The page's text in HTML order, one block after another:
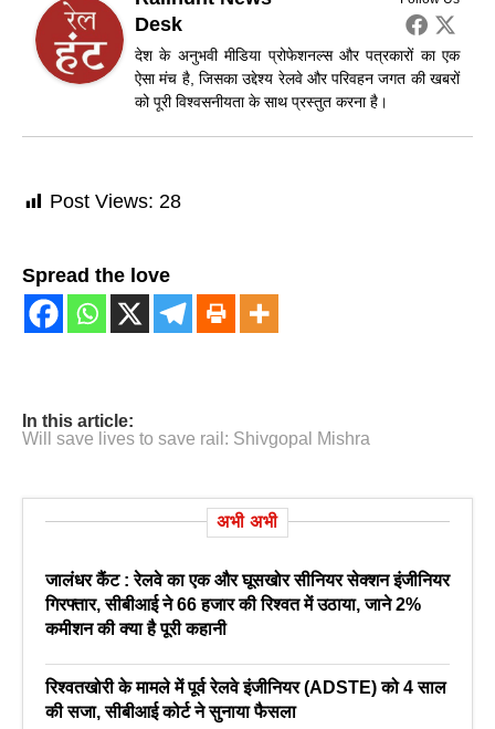
Desk
देश के अनुभवी मीडिया प्रोफेशनल्स और पत्रकारों का एक
ऐसा मंच है, जिसका उद्देश्य रेलवे और परिवहन जगत की खबरों
को पूरी विश्वसनीयता के साथ प्रस्तुत करना है।
Post Views: 28
Spread the love
In this article:
Will save lives to save rail: Shivgopal Mishra
अभी अभी
जालंधर कैंट : रेलवे का एक और घूसखोर सीनियर सेक्शन इंजीनियर
गिरफ्तार, सीबीआई ने 66 हजार की रिश्वत में उठाया, जाने 2%
कमीशन की क्या है पूरी कहानी
रिश्वतखोरी के मामले में पूर्व रेलवे इंजीनियर (ADSTE) को 4 साल
की सजा, सीबीआई कोर्ट ने सुनाया फैसला